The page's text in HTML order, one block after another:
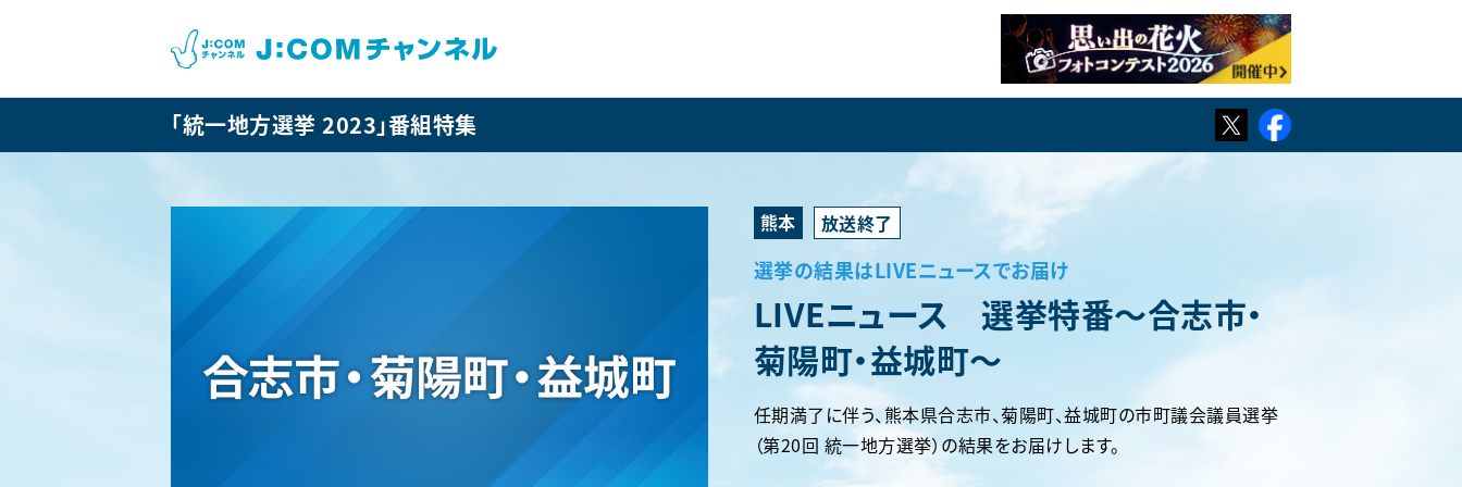
「統一地方選挙 2023」番組特集 TWITTER
熊本
選挙の結果はLIVEニュースでお届け
LIVEニュース 選挙特番〜合志市・
菊陽町・益城町〜
任期満了に伴う、熊本県合志市、菊陽町、益城町の市町議会議員選挙
（第20回 統一地方選挙）の結果をお届けします。